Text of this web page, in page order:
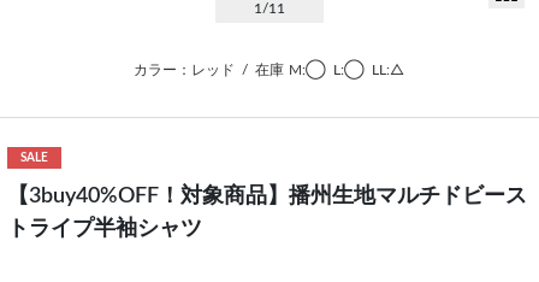
1 /11
カラー：レッド / 在庫 M:◯ L:◯ LL:△
SALE
【3buy40%OFF！対象商品】播州生地マルチドビース
トライプ半袖シャツ